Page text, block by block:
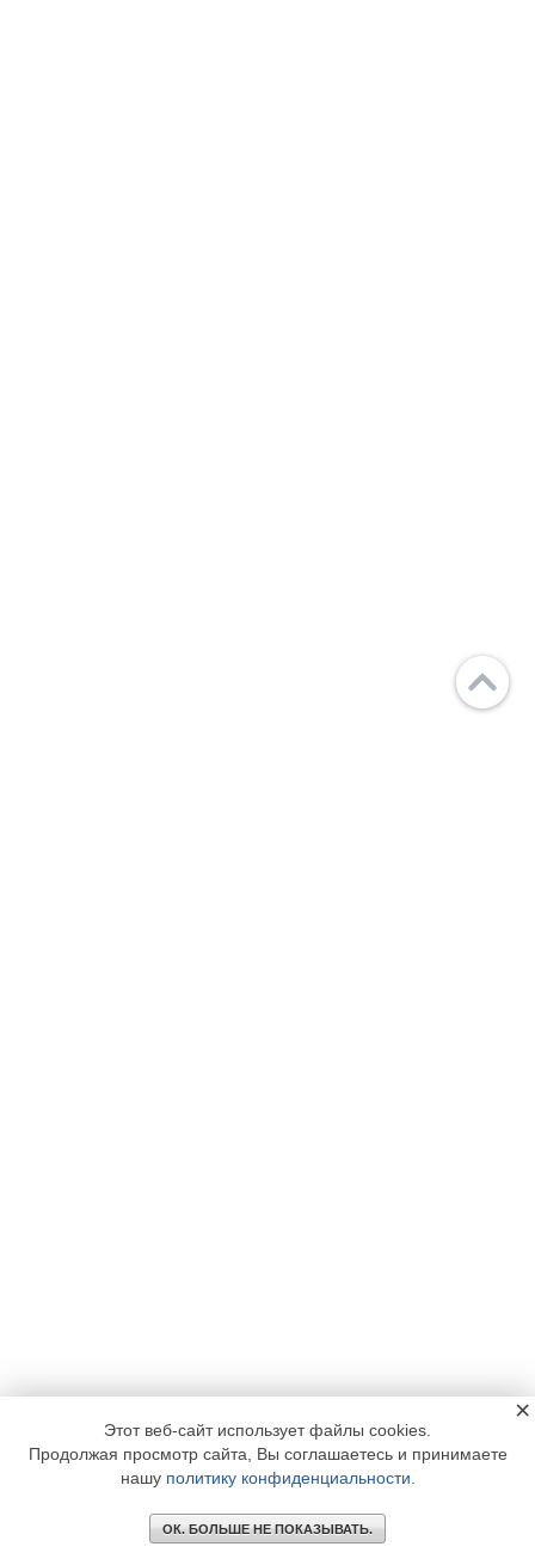
Этот веб-сайт использует файлы cookies.
Продолжая просмотр сайта, Вы соглашаетесь и принимаете
нашу политику конфиденциальности
ОК. БОЛЬШЕ НЕ ПОКАЗЫВАТЬ.
×